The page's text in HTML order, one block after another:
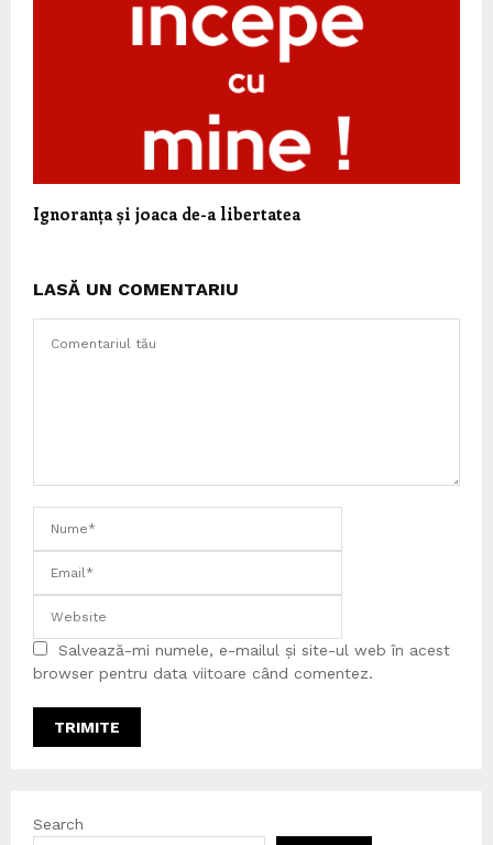
Ignoranța și joaca de-a libertatea
LASĂ UN COMENTARIU
Salvează-mi numele, e-mailul și site-ul web în acest
browser pentru data viitoare când comentez.
Search